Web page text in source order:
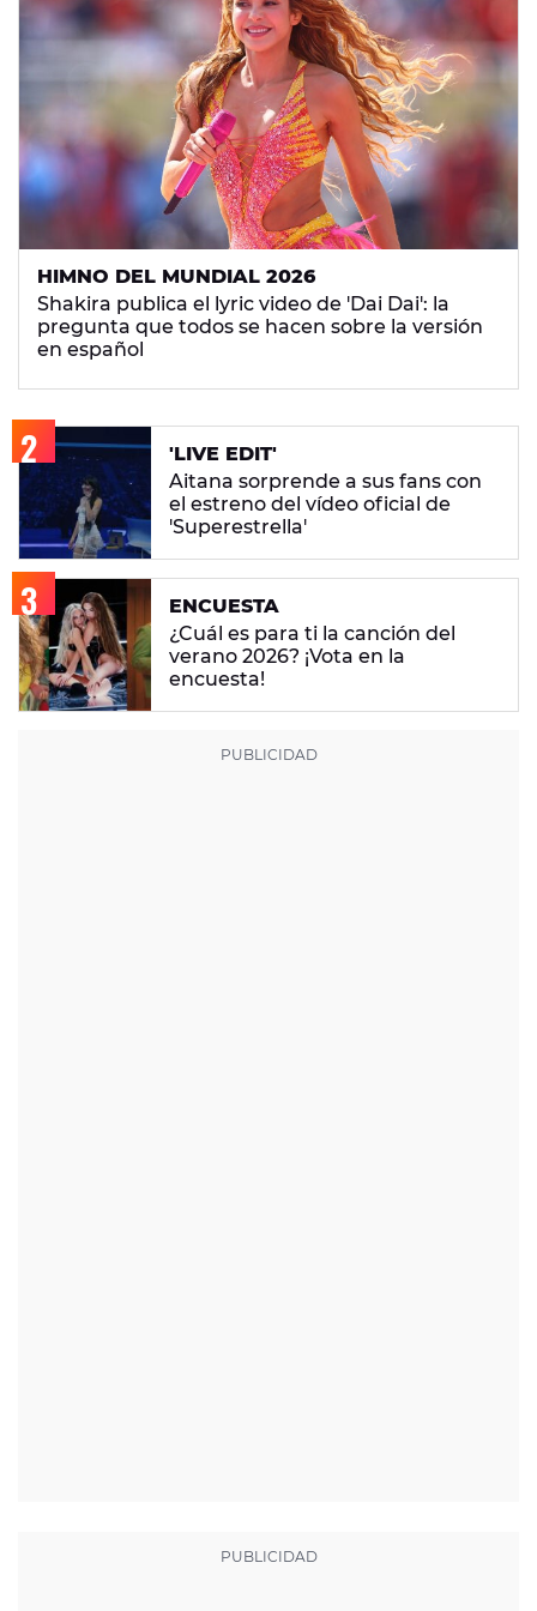
HIMNO DEL MUNDIAL 2026
Shakira publica el lyric video de 'Dai Dai': la
pregunta que todos se hacen sobre la versión
en español
'LIVE EDIT'
Aitana sorprende a sus fans con
el estreno del vídeo oficial de
'Superestrella'
ENCUESTA
¿Cuál es para ti la canción del
verano 2026? ¡Vota en la
encuesta!